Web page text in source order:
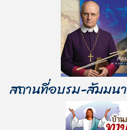
สถานที่อบรม-สัมมนา